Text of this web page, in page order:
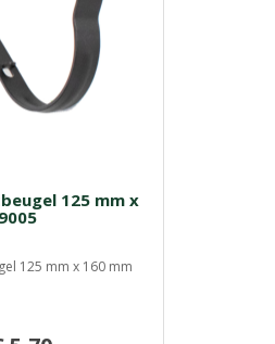
125 mm x
125 mm x 160 mm